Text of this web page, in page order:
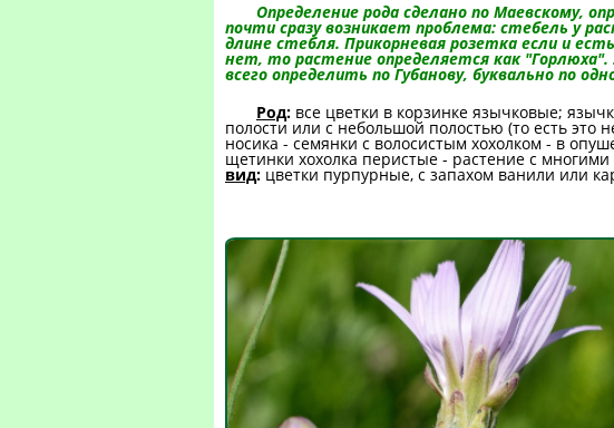
Определение рода сделано по Маевскому,
почти сразу возникает проблема: стебель у
длине стебля. Прикорневая розетка если и
нет, то растение определяется как "Горлюха".
всего определить по Губанову, буквально по
Род: все цветки в корзинке язычковые;
полости или с небольшой полостью (то есть это
носика - семянки с волосистым хохолком - в
щетинки хохолка перистые - растение с
вид: цветки пурпурные, с запахом ванили или